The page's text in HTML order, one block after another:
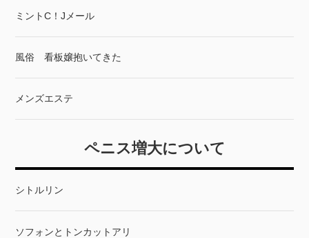
ミントC！Jメール
風俗 看板嬢抱いてきた
メンズエステ
ペニス増大について
シトルリン
ソフォンとトンカットアリ